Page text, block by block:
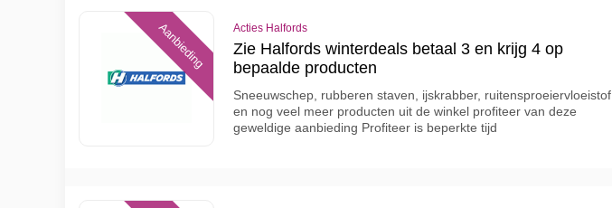
Aanbieding Acties Halfords
Zie Halfords winterdeals betaal 3 en krijg 4 op
bepaalde producten
Sneeuwschep, rubberen staven, ijskrabber, ruitensproeiervloeistof
en nog veel meer producten uit de winkel profiteer van deze
geweldige aanbieding Profiteer is beperkte tijd